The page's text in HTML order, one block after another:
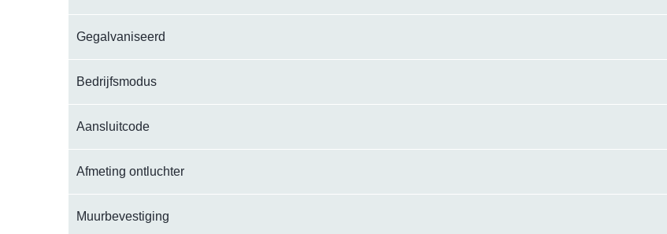
Gegalvaniseerd
Bedrijfsmodus
Aansluitcode
Afmeting ontluchter
Muurbevestiging